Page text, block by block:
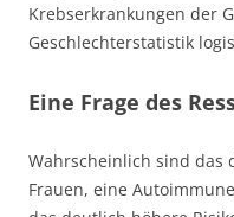
Krebserkrankungen der
Geschlechterstatistik
Eine Frage des
Wahrscheinlich sind das
Frauen, eine